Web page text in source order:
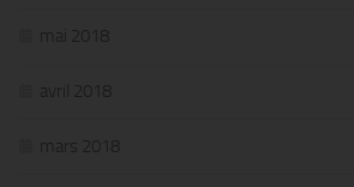
mai 2018
avril 2018
mars 2018